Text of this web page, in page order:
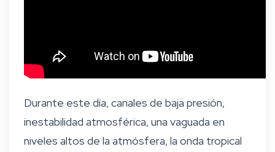
Durante este día, canales de baja presión,
inestabilidad atmosférica, una vaguada en
niveles altos de la atmósfera, la onda tropical